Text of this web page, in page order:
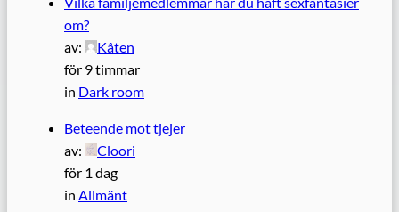
om?
av:
Kåten
för 9 timmar
in Dark room
Beteende mot tjejer
av:
Cloori
för 1 dag
in Allmänt